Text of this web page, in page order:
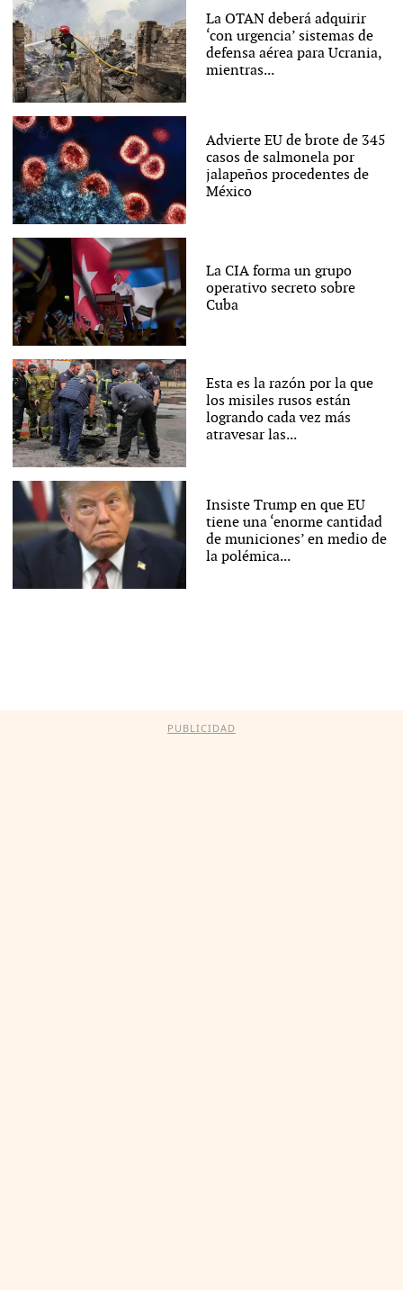
La OTAN deberá adquirir
‘con urgencia’ sistemas de
defensa aérea para Ucrania,
mientras...
Advierte EU de brote de 345
casos de salmonela por
jalapeños procedentes de
México
La CIA forma un grupo
operativo secreto sobre
Cuba
Esta es la razón por la que
los misiles rusos están
logrando cada vez más
atravesar las...
Insiste Trump en que EU
tiene una ‘enorme cantidad
de municiones’ en medio de
la polémica...
PUBLICIDAD